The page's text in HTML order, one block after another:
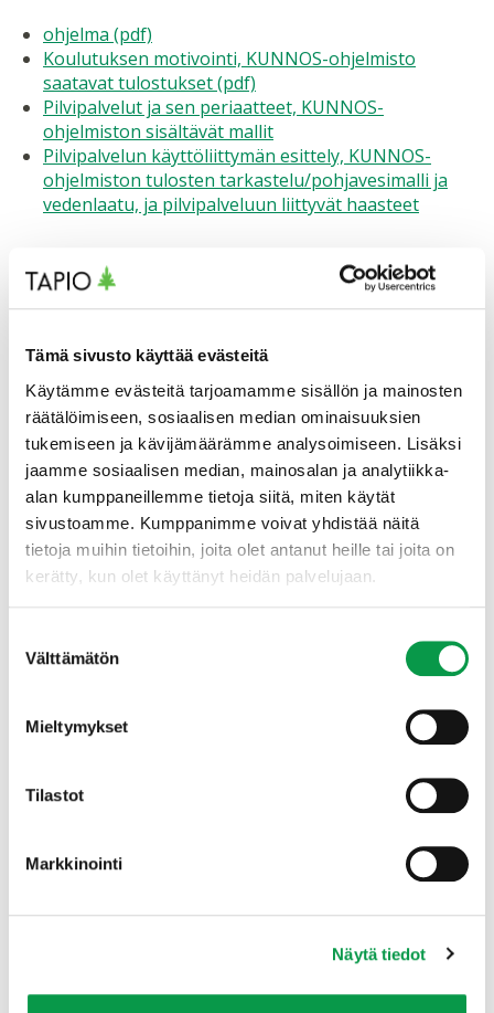
Tämä sivusto käyttää evästeitä
Käytämme evästeitä tarjoamamme sisällön ja mainosten
räätälöimiseen, sosiaalisen median ominaisuuksien
tukemiseen ja kävijämäärämme analysoimiseen. Lisäksi
jaamme sosiaalisen median, mainosalan ja analytiikka-
alan kumppaneillemme tietoja siitä, miten käytät
sivustoamme. Kumppanimme voivat yhdistää näitä
tietoja muihin tietoihin, joita olet antanut heille tai joita on
kerätty, kun olet käyttänyt heidän palvelujaan.
valinta
Välttämätön
Mieltymykset
Tilastot
Markkinointi
Näytä tiedot
ohjelma (pdf)
Koulutuksen motivointi, KUNNOS-ohjelmisto
saatavat tulostukset (pdf)
Pilvipalvelut ja sen periaatteet, KUNNOS-
ohjelmiston sisältävät mallit
Pilvipalvelun käyttöliittymän esittely, KUNNOS-
ohjelmiston tulosten tarkastelu/pohjavesimalli ja
vedenlaatu, ja pilvipalveluun liittyvät haasteet
Lisätietoa
Tapio, samuli.joensuu(at)tapio.fi, +358 40 534 1043
Tuomo Karvonen, WaterHope, tk(at)waterhope.fi,
+358 50 410 8871
Metsätalouden pohjavesivaikutukset – MEPO
Vesiensuojelun johtava asiantuntija